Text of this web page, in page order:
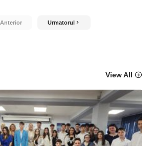
Anterior Urmatorul
View All